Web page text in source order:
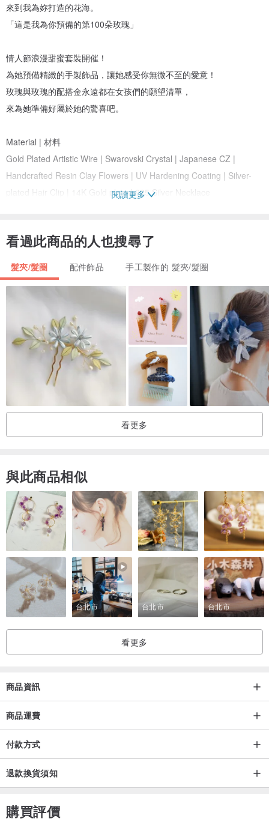
來到我為妳打造的花海。
「這是我為你預備的第100朵玫瑰」
情人節浪漫甜蜜套裝開催！
為她預備精緻的手製飾品，讓她感受你無微不至的愛意！
玫瑰與玫瑰的配搭金永遠都在女孩們的願望清單，
來為她準備好屬於她的驚喜吧。
Material | 材料
Gold Plated Artistic Wire | Swarovski Crystal | Japanese CZ |
Handcrafted Resin Clay Flowers | UV Hardening Coating | Silver-
plated Hair Clip | 14K Gold plated 925 Silver Necklace
Fading Resistant | Anti-allergy
Size | 大小
Length of Earrings is cm
All products will be nicely and carefully packed in our wooden box.
我們會備有精美木盒包裝 ，為產品提供最完善的保護。
A complimentary 2-month warranty included in each purchase.
Customization after purchase is welcomed. (size, length, etc.)
Please visit our concept store to enjoy your warranty service. 客人
購入作品後可享兩個月產品保養，歡迎親臨Pamycarie K11概念店進
行長度／大小更改。
Address:
Pamycarie, Shop B218, B2 Floor, K11, 18 Hanoi Road, Tsim Sha
Tsui, Hong Kong
地址：
香港九龍尖沙咀河內道18號K11 B2樓B218店鋪 11AM-930PM
All products are made-to-order. Please note that each of the
images. We will make sure to only deliver perfections to our
customers.
所有作品均為接單訂製，請注意每件手製作品均為獨一無二，可能與
days.
閱讀更多
看過此商品的人也搜尋了
髮夾/髮圈 配件飾品 手工製作的 髮夾/髮圈
看更多
與此商品相似
台北市 台北市 台北市
看更多
商品資訊
商品運費
付款方式
退款換貨須知
購買評價